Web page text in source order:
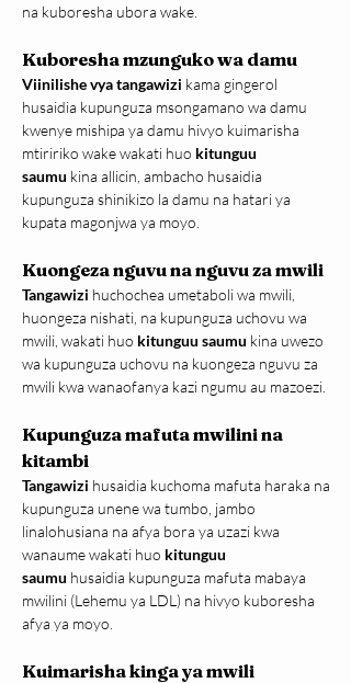
na kuboresha ubora wake.
Kuboresha mzunguko wa damu
Viinilishe vya tangawizi kama gingerol
husaidia kupunguza msongamano wa damu
kwenye mishipa ya damu hivyo kuimarisha
mtiririko wake wakati huo kitunguu
saumu kina allicin, ambacho husaidia
kupunguza shinikizo la damu na hatari ya
kupata magonjwa ya moyo.
Kuongeza nguvu na nguvu za mwili
Tangawizi huchochea umetaboli wa mwili,
huongeza nishati, na kupunguza uchovu wa
mwili, wakati huo kitunguu saumu kina uwezo
wa kupunguza uchovu na kuongeza nguvu za
mwili kwa wanaofanya kazi ngumu au mazoezi.
Kupunguza mafuta mwilini na
kitambi
Tangawizi husaidia kuchoma mafuta haraka na
kupunguza unene wa tumbo, jambo
linalohusiana na afya bora ya uzazi kwa
wanaume wakati huo kitunguu
saumu husaidia kupunguza mafuta mabaya
mwilini (Lehemu ya LDL) na hivyo kuboresha
afya ya moyo.
Kuimarisha kinga ya mwili